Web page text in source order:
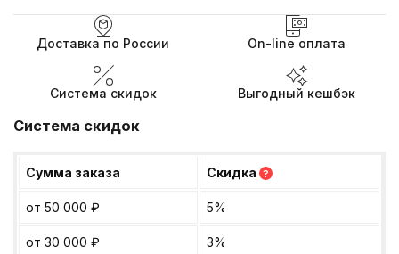
Доставка по России On-line оплата
Система скидок Выгодный кешбэк
Система скидок
Сумма заказа Скидка ?
от 50 000 ₽ 5%
от 30 000 ₽ 3%